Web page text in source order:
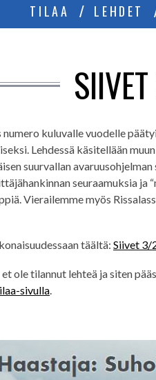
TILAA LEHDET
kuluvalle vuodelle
Lehdessä käsitellään
suurvallan
seuraamuksia
Vierailemme myös
täältä: Siivet 3/
ole tilannut lehteä ja siten
sivulla.